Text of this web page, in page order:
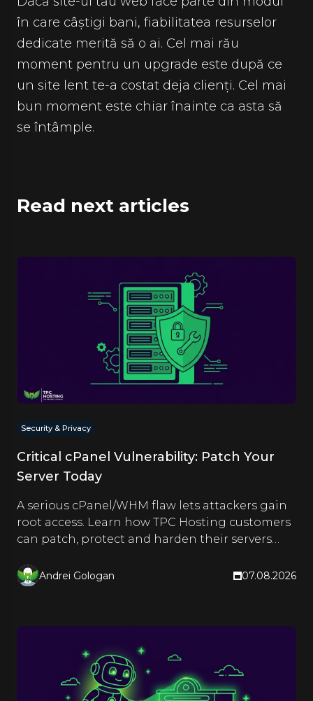
în care câștigi bani, fiabilitatea resurselor
dedicate merită să o ai. Cel mai rău
moment pentru un upgrade este după ce
un site lent te-a costat deja clienți. Cel mai
bun moment este chiar înainte ca asta să
se întâmple.
Read next articles
Security & Privacy
Critical cPanel Vulnerability: Patch Your
Server Today
A serious cPanel/WHM flaw lets attackers gain
root access. Learn how TPC Hosting customers
can patch, protect and harden their servers
Andrei Gologan 07.08.2026